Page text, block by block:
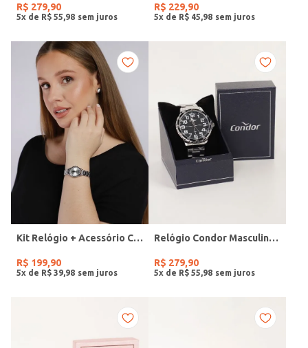
R$ 279,90
5x de R$ 55 98
R$ 229,90
5x de R$ 45 98
Kit Relógio + Acessório Condor Feminino PRATA
R$ 199,90
5x de R$ 39 98
Relógio Condor Masculino PRATA
R$ 279,90
5x de R$ 55 98